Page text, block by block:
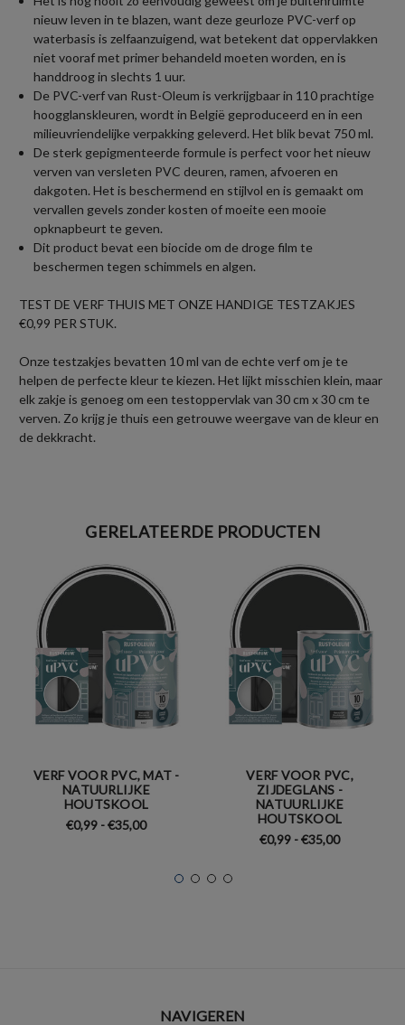
nieuw leven in te blazen, want deze geurloze PVC-verf op
waterbasis is zelfaanzuigend, wat betekent dat oppervlakken
niet vooraf met primer behandeld moeten worden, en is
handdroog in slechts 1 uur.
De PVC-verf van Rust-Oleum is verkrijgbaar in 110 prachtige
hoogglanskleuren, wordt in België geproduceerd en in een
milieuvriendelijke verpakking geleverd. Het blik bevat 750 ml.
De sterk gepigmenteerde formule is perfect voor het nieuw
verven van versleten PVC deuren, ramen, afvoeren en
dakgoten. Het is beschermend en stijlvol en is gemaakt om
vervallen gevels zonder kosten of moeite een mooie
opknapbeurt te geven.
Dit product bevat een biocide om de droge film te
beschermen tegen schimmels en algen.
TEST DE VERF THUIS MET ONZE HANDIGE TESTZAKJES
€0,99 PER STUK.
Onze testzakjes bevatten 10 ml van de echte verf om je te
helpen de perfecte kleur te kiezen. Het lijkt misschien klein, maar
elk zakje is genoeg om een testoppervlak van 30 cm x 30 cm te
verven. Zo krijg je thuis een getrouwe weergave van de kleur en
de dekkracht.
GERELATEERDE PRODUCTEN
VERF VOOR PVC, MAT -
NATUURLIJKE
HOUTSKOOL
€0,99 - €35,00
VERF VOOR PVC,
ZIJDEGLANS -
NATUURLIJKE
HOUTSKOOL
€0,99 - €35,00
NAVIGEREN